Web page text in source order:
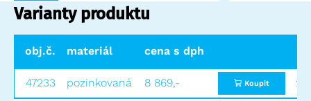
Varianty produktu
obj.č. materiál vnitřní šířka (mm)
cena s dph
47233 pozinkovaná ocel 300
8 869,- Koupit